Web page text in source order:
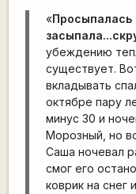
«Просыпалась
убеждению
существует.
вкладывать
октябре пару
минус 30 и
Морозный, но
Саша ночевал
смог его
коврик на снег